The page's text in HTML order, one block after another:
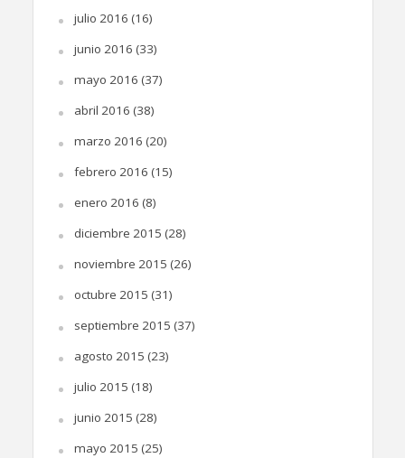
julio 2016 (16)
junio 2016 (33)
mayo 2016 (37)
abril 2016 (38)
marzo 2016 (20)
febrero 2016 (15)
enero 2016 (8)
diciembre 2015 (28)
noviembre 2015 (26)
octubre 2015 (31)
septiembre 2015 (37)
agosto 2015 (23)
julio 2015 (18)
junio 2015 (28)
mayo 2015 (25)